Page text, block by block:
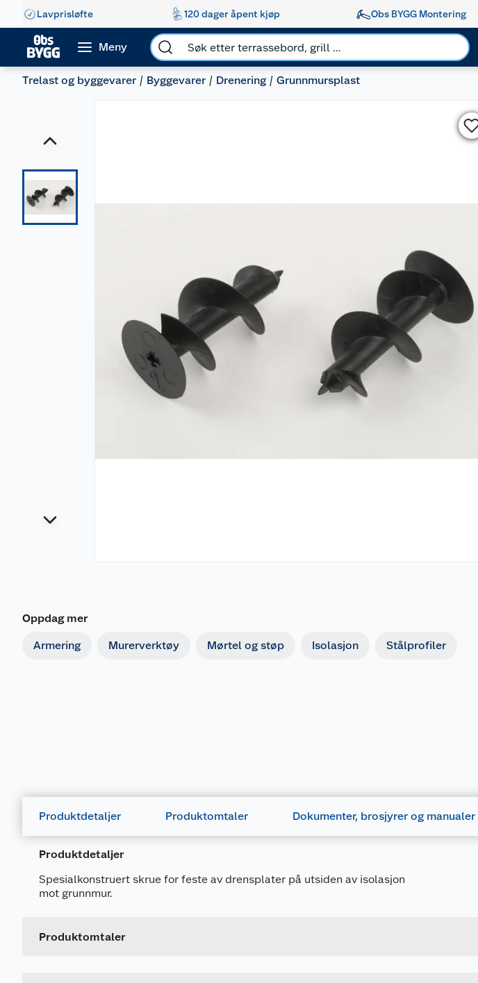
Lavprisløfte 120 dager åpent kjøp Obs BYGG Montering
Meny
Trelast og byggevarer Byggevarer Drenering Grunnmursplast
Oppdag mer
Armering Murerverktøy Mørtel og støp Isolasjon Stålprofiler
Produktdetaljer Produktomtaler Dokumenter, brosjyrer og manualer
Produktdetaljer
Spesialkonstruert skrue for feste av drensplater på utsiden av isolasjon
mot grunnmur.
Produktomtaler